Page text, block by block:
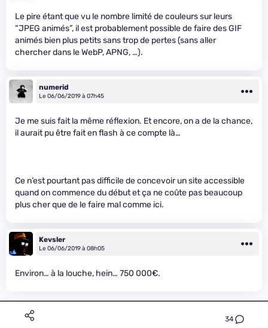
34
Le pire étant que vu le nombre limité de couleurs sur leurs
“JPEG animés”, il est probablement possible de faire des GIF
animés bien plus petits sans trop de pertes (sans aller
chercher dans le WebP, APNG, …).
numerid
Le 06/06/2019 à 07h45
Je me suis fait la même réflexion. Et encore, on a de la chance,
il aurait pu être fait en flash à ce compte là…
Ce n’est pourtant pas difficile de concevoir un site accessible
quand on commence du début et ça ne coûte pas beaucoup
plus cher que de le faire mal comme ici.
Kevsler
Le 06/06/2019 à 08h05
Environ… à la louche, hein… 750 000€.